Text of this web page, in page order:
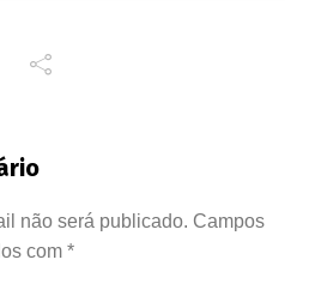
não será publicado. Campos
com *